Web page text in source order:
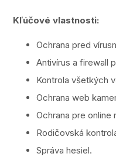
Kľúčové vlastnosti:
Ochrana pred
Antivírus a firewall
Kontrola všetkých
Ochrana web
Ochrana pre online
Rodičovská
Správa hesiel.